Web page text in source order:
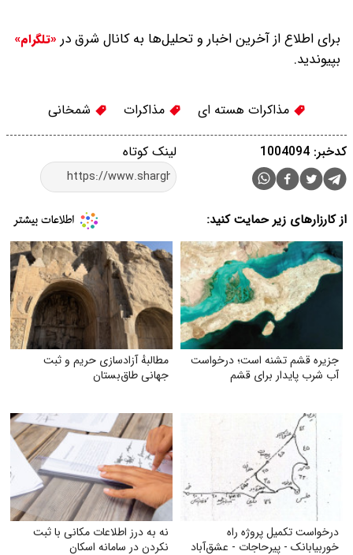
برای اطلاع از آخرین اخبار و تحلیل‌ها به کانال شرق در «تلگرام»
بپیوندید.
مذاکرات هسته ای مذاکرات شمخانی
لینک کوتاه کدخبر: 1004094
از کارزارهای زیر حمایت کنید:
جزیره قشم تشنه است؛ درخواست
آب شرب پایدار برای قشم
مطالبهٔ آزادسازی حریم و ثبت
جهانی طاق‌بستان
درخواست تکمیل پروژه راه
خوربیابانک - پیرحاجات - عشق‌آباد
نه به درز اطلاعات مکانی با ثبت
نکردن در سامانه اسکان